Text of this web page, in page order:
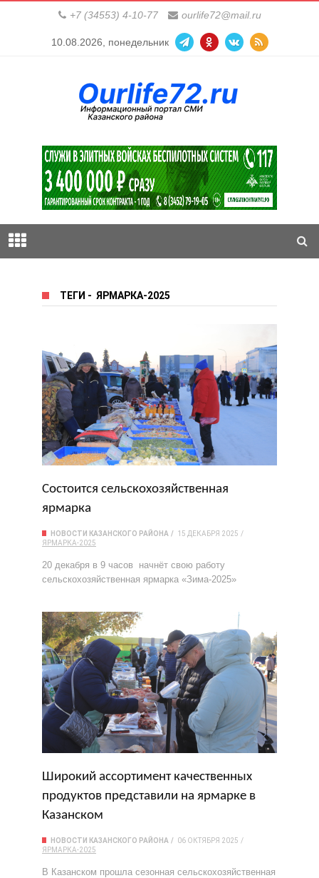
+7 (34553) 4-10-77 ourlife72@mail.ru
10.08.2026, понедельник
ТЕГИ - ЯРМАРКА-2025
Состоится сельскохозяйственная
ярмарка
НОВОСТИ КАЗАНСКОГО РАЙОНА
15 ДЕКАБРЯ 2025
ЯРМАРКА-2025
20 декабря в 9 часов начнёт свою работу
сельскохозяйственная ярмарка «Зима-2025»
Широкий ассортимент качественных
продуктов представили на ярмарке в
Казанском
НОВОСТИ КАЗАНСКОГО РАЙОНА
06 ОКТЯБРЯ 2025
ЯРМАРКА-2025
В Казанском прошла сезонная сельскохозяйственная